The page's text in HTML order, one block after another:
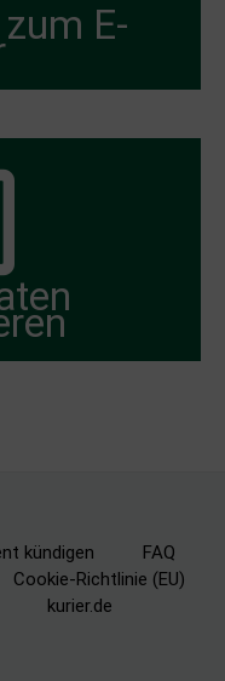
E-
kündigen
FAQ
Cookie-Richtlinie (EU)
kurier.de